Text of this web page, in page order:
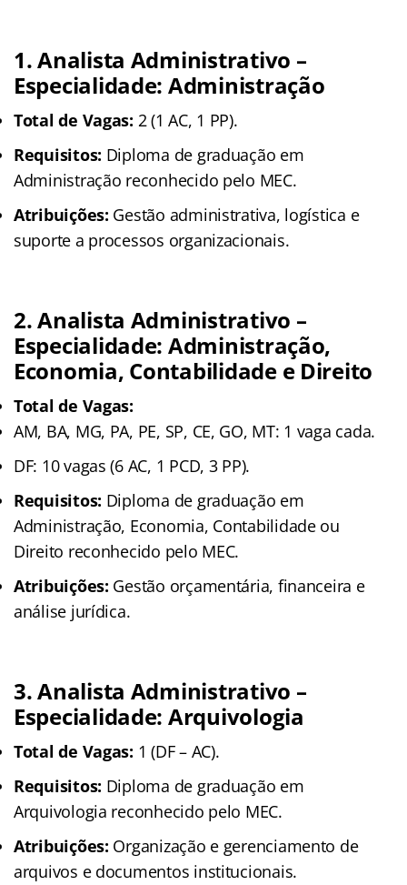
1. Analista Administrativo –
Especialidade: Administração
Total de Vagas: 2 (1 AC, 1 PP).
Requisitos: Diploma de graduação em
Administração reconhecido pelo MEC.
Atribuições: Gestão administrativa, logística e
suporte a processos organizacionais.
2. Analista Administrativo –
Especialidade: Administração,
Economia, Contabilidade e Direito
Total de Vagas:
AM, BA, MG, PA, PE, SP, CE, GO, MT: 1 vaga cada.
DF: 10 vagas (6 AC, 1 PCD, 3 PP).
Requisitos: Diploma de graduação em
Administração, Economia, Contabilidade ou
Direito reconhecido pelo MEC.
Atribuições: Gestão orçamentária, financeira e
análise jurídica.
3. Analista Administrativo –
Especialidade: Arquivologia
Total de Vagas: 1 (DF – AC).
Requisitos: Diploma de graduação em
Arquivologia reconhecido pelo MEC.
Atribuições: Organização e gerenciamento de
arquivos e documentos institucionais.